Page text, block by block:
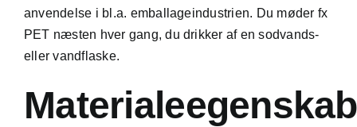
anvendelse i bl.a. emballageindustrien. Du møder fx
PET næsten hver gang, du drikker af en sodvands-
eller vandflaske.